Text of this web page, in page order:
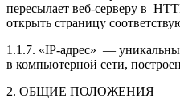
пересылает веб-серверу в
открыть страницу
1.1.7. «IP-адрес» —
в компьютерной сети,
2. ОБЩИЕ ПОЛОЖЕНИЯ